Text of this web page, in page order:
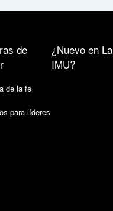
de
de la fe
para líderes
¿Nuevo en La
IMU?